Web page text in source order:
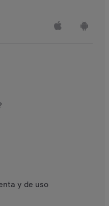
y de uso